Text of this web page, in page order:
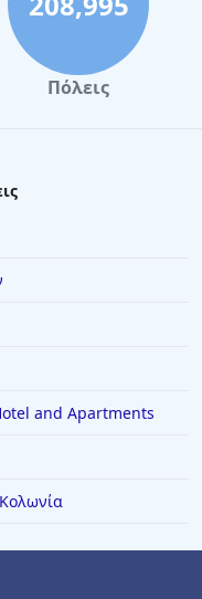
Πόλεις
and Apartments